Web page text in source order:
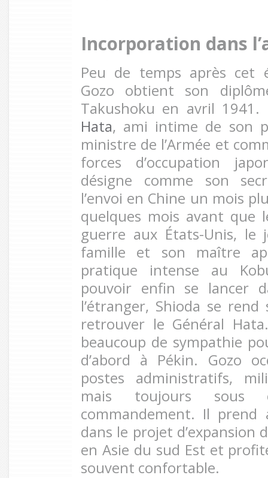
Incorporation dans
Peu de temps après cet
Gozo obtient son
Takushoku en avril
Hata, ami intime de son
ministre de l’Armée et
forces d’occupation
désigne comme son
l’envoi en Chine un mois
quelques mois avant que
guerre aux États-Unis, le
famille et son maître
pratique intense au
pouvoir enfin se lancer
l’étranger, Shioda se
retrouver le Général
beaucoup de sympathie
d’abord à Pékin. Gozo
postes administratifs,
mais toujours sous
commandement. Il
dans le projet d’expansion
en Asie du sud Est et
souvent confortable.